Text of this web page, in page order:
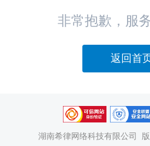
非常抱歉，服
返回首
湖南希律网络科技有限公司